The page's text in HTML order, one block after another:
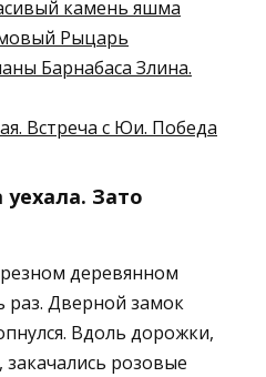
камень яшма
Рыцарь
Барнабаса Злина.
Встреча с Юи. Победа
Зато
деревянном
раз. Дверной замок
Вдоль дорожки,
закачались розовые